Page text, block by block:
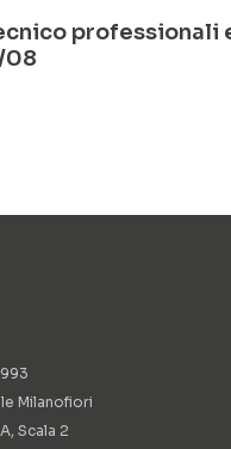
professionali
08
Milanofiori
Scala 2